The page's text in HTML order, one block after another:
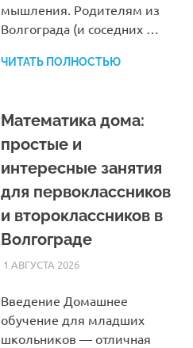
мышления. Родителям из
Волгограда (и соседних …
ЧИТАТЬ ПОЛНОСТЬЮ
Математика дома:
простые и
интересные занятия
для первоклассников
и второклассников в
Волгограде
1 АВГУСТА 2026HOMELESSONS
СТАТЬИ
Введение Домашнее
обучение для младших
школьников — отличная